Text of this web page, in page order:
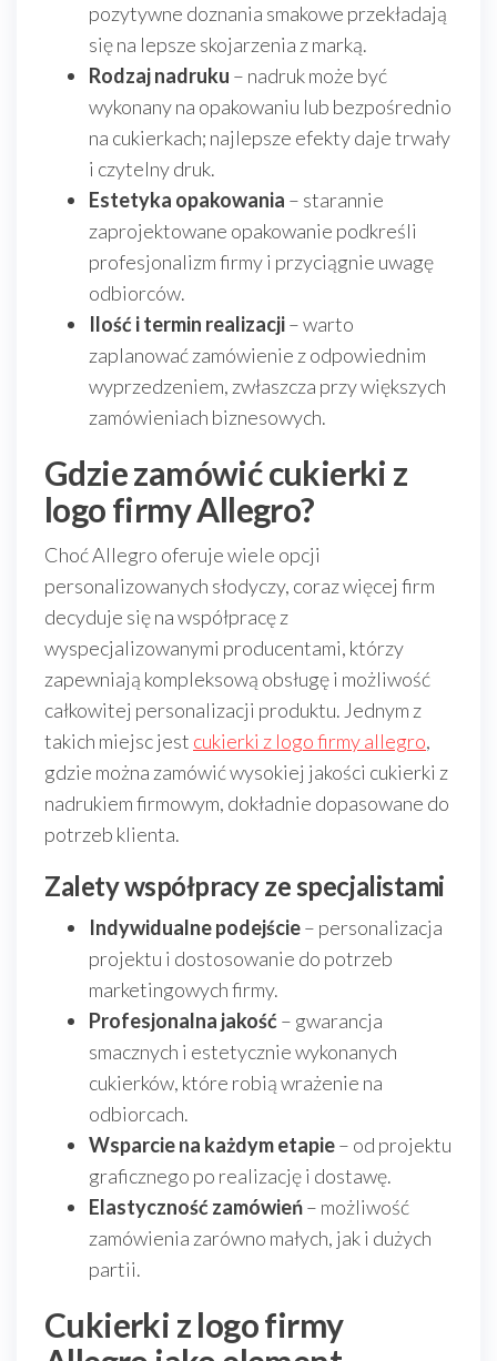
pozytywne doznania smakowe przekładają
się na lepsze skojarzenia z marką.
Rodzaj nadruku – nadruk może być
wykonany na opakowaniu lub bezpośrednio
na cukierkach; najlepsze efekty daje trwały
i czytelny druk.
Estetyka opakowania – starannie
zaprojektowane opakowanie podkreśli
profesjonalizm firmy i przyciągnie uwagę
odbiorców.
Ilość i termin realizacji– warto
zaplanować zamówienie z odpowiednim
wyprzedzeniem, zwłaszcza przy większych
zamówieniach biznesowych.
Gdzie zamówić cukierki z
logo firmy Allegro?
Choć Allegro oferuje wiele opcji
personalizowanych słodyczy, coraz więcej firm
decyduje się na współpracę z
wyspecjalizowanymi producentami, którzy
zapewniają kompleksową obsługę i możliwość
całkowitej personalizacji produktu. Jednym z
takich miejsc jest cukierki z logo firmy allegro,
gdzie można zamówić wysokiej jakości cukierki z
nadrukiem firmowym, dokładnie dopasowane do
potrzeb klienta.
Zalety współpracy ze specjalistami
Indywidualne podejście– personalizacja
projektu i dostosowanie do potrzeb
marketingowych firmy.
Profesjonalna jakość– gwarancja
smacznych i estetycznie wykonanych
cukierków, które robią wrażenie na
odbiorcach.
Wsparcie na każdym etapie– od projektu
graficznego po realizację i dostawę.
Elastyczność zamówień– możliwość
zamówienia zarówno małych, jak i dużych
partii.
Cukierki z logo firmy